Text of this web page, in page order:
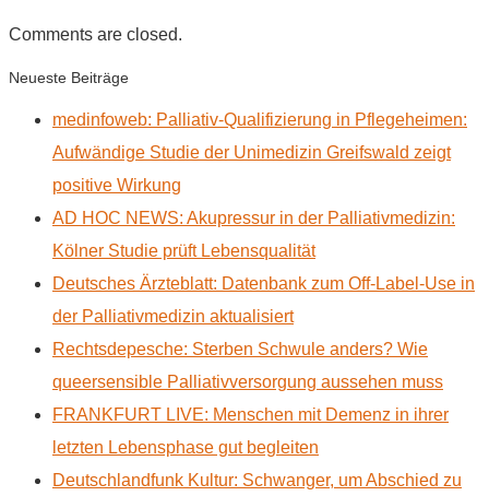
Comments are closed.
Neueste Beiträge
medinfoweb: Palliativ-Qualifizierung in Pflegeheimen:
Aufwändige Studie der Unimedizin Greifswald zeigt
positive Wirkung
AD HOC NEWS: Akupressur in der Palliativmedizin:
Kölner Studie prüft Lebensqualität
Deutsches Ärzteblatt: Datenbank zum Off-Label-Use in
der Palliativmedizin aktualisiert
Rechtsdepesche: Sterben Schwule anders? Wie
queersensible Palliativversorgung aussehen muss
FRANKFURT LIVE: Menschen mit Demenz in ihrer
letzten Lebensphase gut begleiten
Deutschlandfunk Kultur: Schwanger, um Abschied zu